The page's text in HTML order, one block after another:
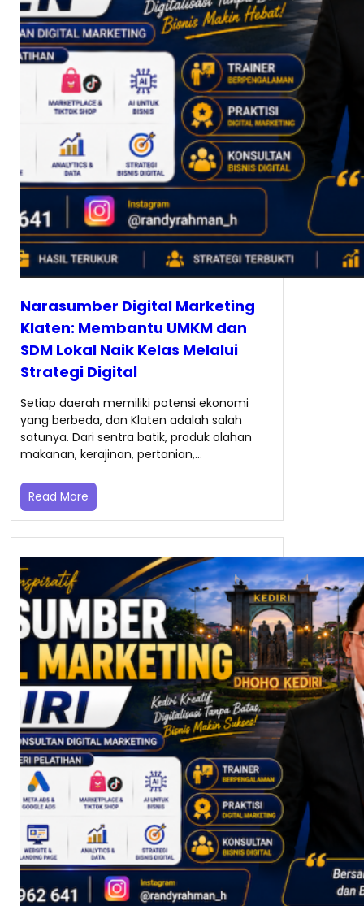
Narasumber Digital Marketing
Klaten: Membantu UMKM dan
SDM Lokal Naik Kelas Melalui
Strategi Digital
Setiap daerah memiliki potensi ekonomi
yang berbeda, dan Klaten adalah salah
satunya. Dari sentra batik, produk olahan
makanan, kerajinan, pertanian,…
Read More